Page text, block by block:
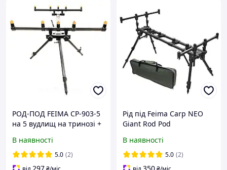
РОД-ПОД FEIMA CP-903-5
на 5 вудлищ на тринозі +
В наявності
5.0 (2)
Рід під Feima Carp NEO
Giant Rod Pod
вудилища
В наявності
5.0 (2)